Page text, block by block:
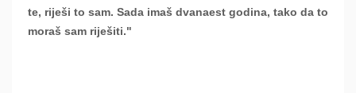
te, riješi to sam. Sada imaš dvanaest godina, tako da to
moraš sam riješiti."